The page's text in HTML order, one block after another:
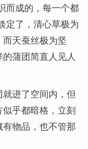
而成的，每一个都
定了，清心草极为
天蚕丝极为坚
蒲团简直人见人
进了空间内，但
乎都暗格，立刻
物品，也不管那